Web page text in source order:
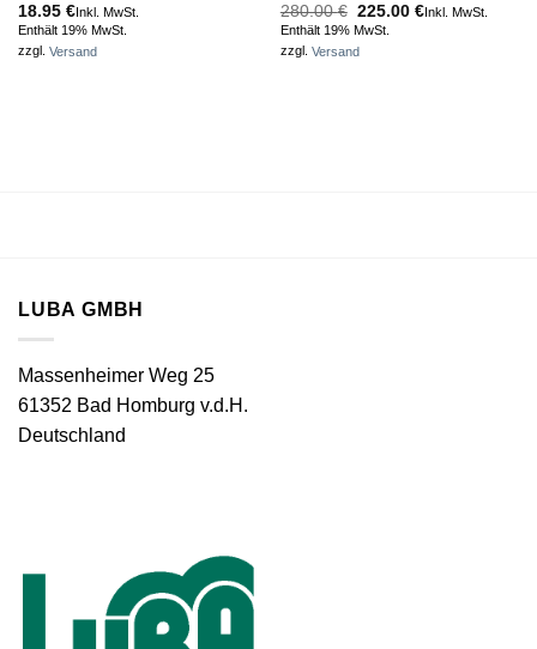
18.95 €Inkl. MwSt.
Enthält 19% MwSt.
zzgl. Versand
280.00€ Ursprünglicher
Preis
280.00 €
225.00 €Aktueller
Inkl. MwSt.
Enthält 19% MwSt.
zzgl. Versand
LUBA GMBH
Massenheimer Weg 25
61352 Bad Homburg v.d.H.
Deutschland